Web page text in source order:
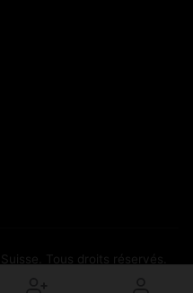
Tous droits réservés.